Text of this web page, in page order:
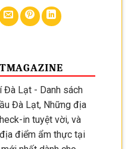
Đà Lạt - Danh sách
Đà Lạt, Những địa
in tuyệt vời, và
điểm ẩm thực tại